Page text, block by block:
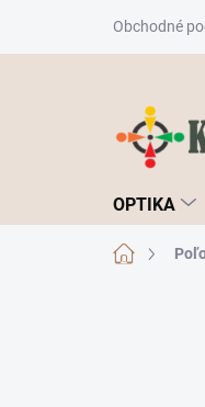
obsah
Obchodné
OPTIKA
Domov